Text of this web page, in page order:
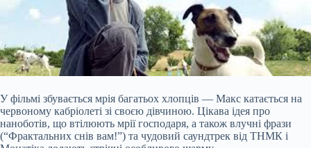
У фільмі збувається мрія багатьох хлопців — Макс катається на
червоному кабріолеті зі своєю дівчиною. Цікава ідея про
наноботів, що втілюють мрії господаря, а також влучні фрази
(“Фрактальних снів вам!”) та чудовий саундтрек від ТНМК і